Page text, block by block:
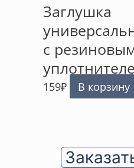
Заглушка
с
159₽ В корзину